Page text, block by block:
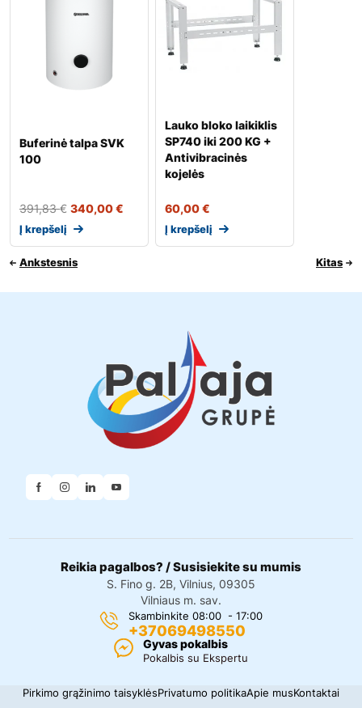
Buferinė talpa SVK
100
391,83€ 340,00€
Į krepšelį
Lauko bloko laikiklis
SP740 iki 200 KG +
Antivibracinės
kojelės
60,00€
Į krepšelį
Ankstesnis Kitas
Reikia pagalbos? / Susisiekite su mumis
S. Fino g. 2B, Vilnius, 09305
Vilniaus m. sav.
Skambinkite 08:00 - 17:00
+37069498550
Gyvas pokalbis
Pokalbis su Ekspertu
Pirkimo grąžinimo taisyklėsPrivatumo politikaApie musKontaktai